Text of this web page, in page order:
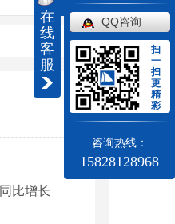
比增长
在
线
客
服
QQ咨询
扫
一
扫
更
精
彩
咨询热线：
15828128968